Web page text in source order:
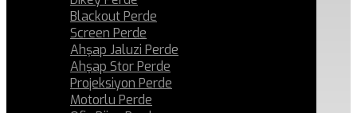
Blackout Perde
Screen Perde
Ahşap Jaluzi Perde
Ahşap Stor Perde
Projeksiyon Perde
Motorlu Perde